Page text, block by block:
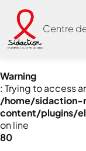
Warning
: Trying to access
/home/
content/plugins/
on line
80
Centre